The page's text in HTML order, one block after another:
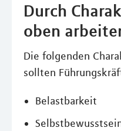
Durch
oben
Die folgenden
sollten
Belastbarkeit